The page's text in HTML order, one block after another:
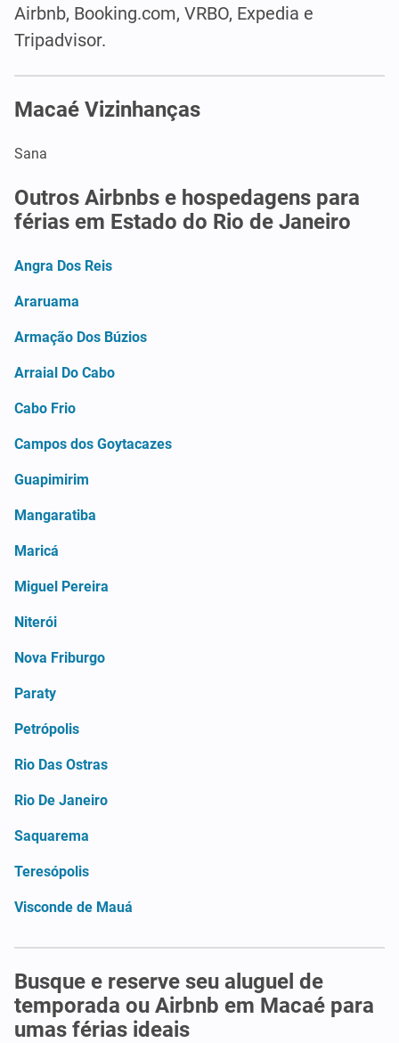
Airbnb, Booking.com, VRBO, Expedia e
Tripadvisor.
Macaé Vizinhanças
Sana
Outros Airbnbs e hospedagens para
férias em Estado do Rio de Janeiro
Angra Dos Reis
Araruama
Armação Dos Búzios
Arraial Do Cabo
Cabo Frio
Campos dos Goytacazes
Guapimirim
Mangaratiba
Maricá
Miguel Pereira
Niterói
Nova Friburgo
Paraty
Petrópolis
Rio Das Ostras
Rio De Janeiro
Saquarema
Teresópolis
Visconde de Mauá
Busque e reserve seu aluguel de
temporada ou Airbnb em Macaé para
umas férias ideais